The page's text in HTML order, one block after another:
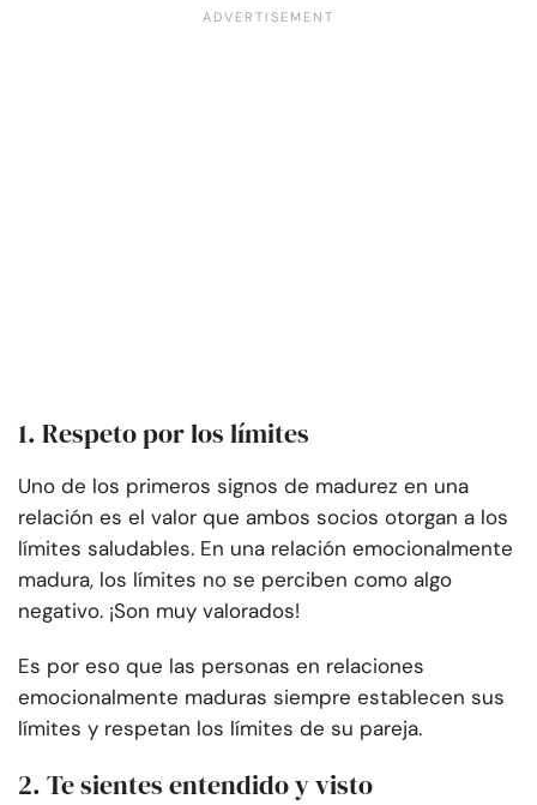
1. Respeto por los límites
Uno de los primeros signos de madurez en una
relación es el valor que ambos socios otorgan a los
límites saludables. En una relación emocionalmente
madura, los límites no se perciben como algo
negativo. ¡Son muy valorados!
Es por eso que las personas en relaciones
emocionalmente maduras siempre establecen sus
límites y respetan los límites de su pareja.
2. Te sientes entendido y visto